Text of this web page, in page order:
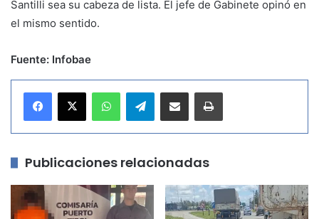
Santilli sea su cabeza de lista. El jefe de Gabinete opinó en
el mismo sentido.
Fuente: Infobae
Telegram
Publicaciones relacionadas